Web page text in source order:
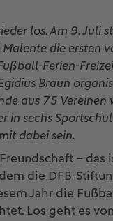
los. Am 9. Juli
die ersten
Ferien-
Braun
aus 75 Vereinen
in sechs
dabei sein.
– das
die DFB-
Jahr die
Los geht es